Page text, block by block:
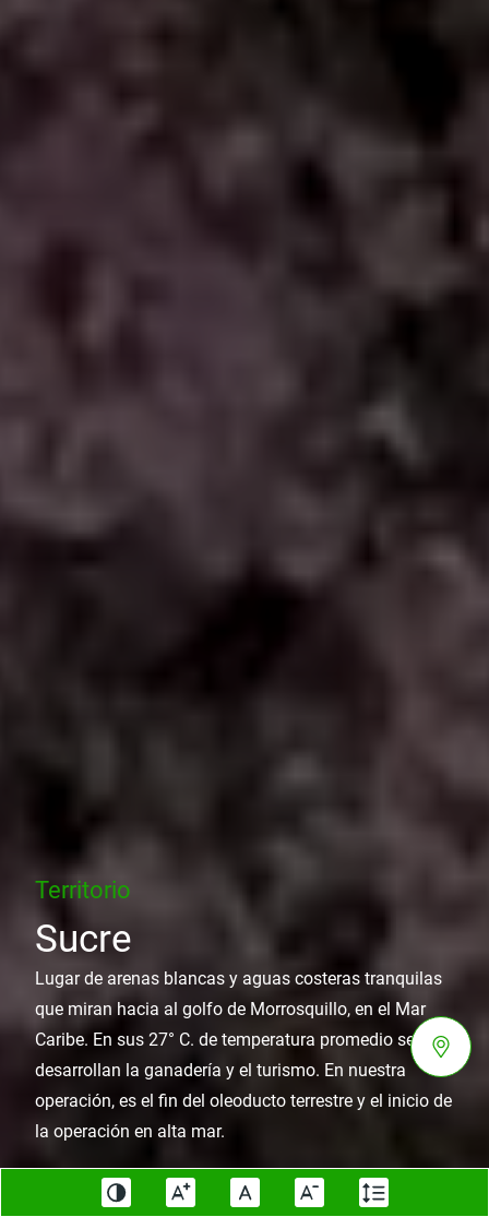
Territorio
Sucre
Lugar de arenas blancas y aguas costeras tranquilas
que miran hacia al golfo de Morrosquillo, en el Mar
Caribe. En sus 27° C. de temperatura promedio se
desarrollan la ganadería y el turismo. En nuestra
operación, es el fin del oleoducto terrestre y el inicio de
la operación en alta mar.